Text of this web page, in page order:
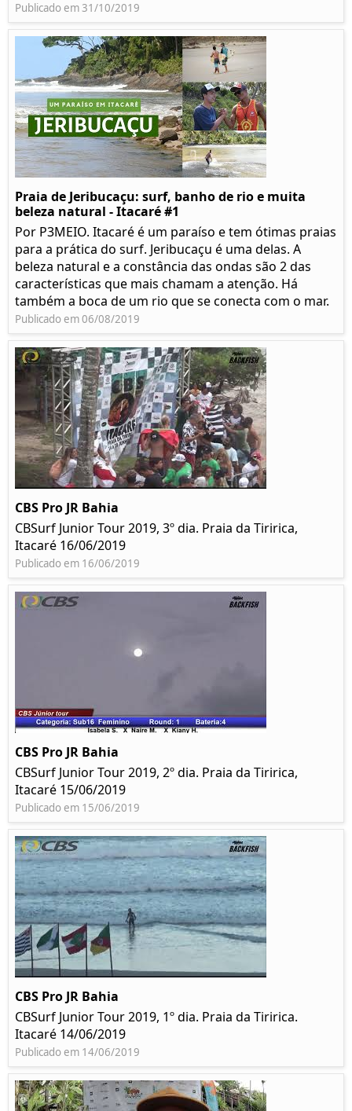
Publicado em 31/10/2019
Praia de Jeribucaçu: surf, banho de rio e muita
beleza natural - Itacaré #1
Por P3MEIO. Itacaré é um paraíso e tem ótimas praias
para a prática do surf. Jeribucaçu é uma delas. A
beleza natural e a constância das ondas são 2 das
características que mais chamam a atenção. Há
também a boca de um rio que se conecta com o mar.
Publicado em 06/08/2019
CBS Pro JR Bahia
CBSurf Junior Tour 2019, 3º dia. Praia da Tiririca,
Itacaré 16/06/2019
Publicado em 16/06/2019
CBS Pro JR Bahia
CBSurf Junior Tour 2019, 2º dia. Praia da Tiririca,
Itacaré 15/06/2019
Publicado em 15/06/2019
CBS Pro JR Bahia
CBSurf Junior Tour 2019, 1º dia. Praia da Tiririca.
Itacaré 14/06/2019
Publicado em 14/06/2019